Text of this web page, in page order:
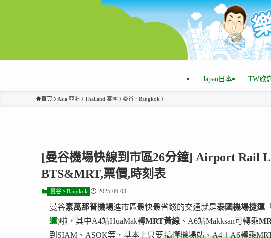
Japan日本 TW旅
首頁 Asia 亞洲 Thailand 泰國 曼谷、Bangkok
[曼谷機場快線到市區26分鐘] Airport Rail
BTS&MRT,票價,時刻表
曼谷、Bangkok 2025-06-03
曼谷素萬那普機場進市區最快最省錢的交通就是泰國機場捷運 「
運)啦，其中A4站HuaMak轉MRT黃線 、A6站Makksan可轉乘
到SIAM、ASOK等，基本上只要搞懂機場站、A4＋A6轉乘